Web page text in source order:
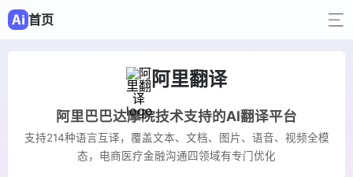
首页
阿里翻译
阿里巴巴达摩院技术支持的AI翻译平台
支持214种语言互译，覆盖文本、文档、图片、语音、视频全模
态，电商医疗金融沟通四领域有专门优化